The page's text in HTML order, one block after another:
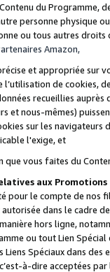
du Programme,
personne physique
ou tous autres
Amazon,
et appropriée sur
l’utilisation de cookies,
recueillies
et nous-mêmes)
sur les
l'exige, et
vous faites du
aux Promotions
pour le compte de nos
dans le cadre de
hors ligne,
ou tout Lien
Liens Spéciaux dans
à-dire acceptées